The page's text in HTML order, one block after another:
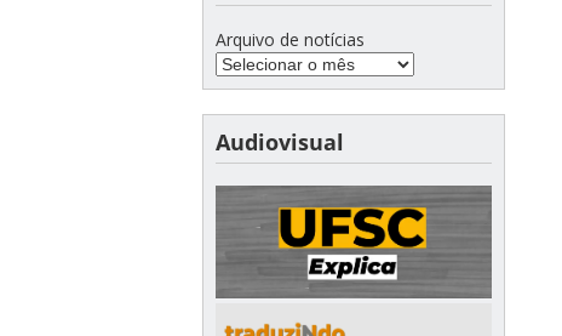
Arquivo de notícias
Audiovisual